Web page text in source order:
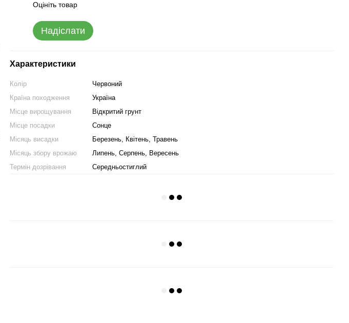
Оцініть товар
Надіслати
Характеристики
Колір
Червоний
Країна походження
Україна
Місце вирощування
Відкритий грунт
Місце посадки
Сонце
Місяць висадки
Березень, Квітень, Травень
Місяць збору врожаю
Липень, Серпень, Вересень
Термін дозрівання
Середньостиглий